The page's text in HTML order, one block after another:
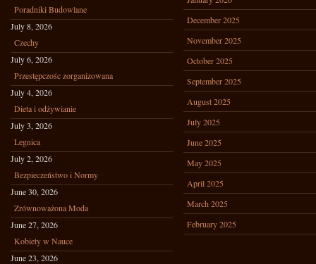
Poradniki Budowlane
July 8, 2026
Czechy
July 6, 2026
Przestępczośc zorganizowana
July 4, 2026
Dieta i odżywianie
July 3, 2026
Legnica
July 2, 2026
Bezpieczeństwo i Normy
June 30, 2026
Zrównoważona Moda
June 27, 2026
Kobiety w Nauce
June 23, 2026
December 2025
November 2025
October 2025
September 2025
August 2025
July 2025
June 2025
May 2025
April 2025
March 2025
February 2025